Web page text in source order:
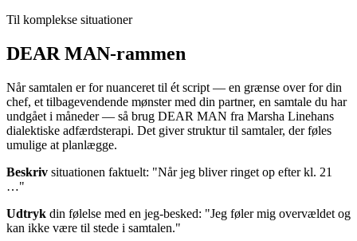
Til komplekse situationer
DEAR MAN-rammen
Når samtalen er for nuanceret til ét script — en grænse over for din
chef, et tilbagevendende mønster med din partner, en samtale du har
undgået i måneder — så brug DEAR MAN fra Marsha Linehans
dialektiske adfærdsterapi. Det giver struktur til samtaler, der føles
umulige at planlægge.
Beskriv situationen faktuelt: "Når jeg bliver ringet op efter kl. 21
…"
Udtryk din følelse med en jeg-besked: "Jeg føler mig overvældet og
kan ikke være til stede i samtalen."